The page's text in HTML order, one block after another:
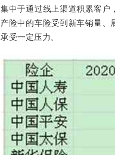
集中于通过线上渠道积累客户
产险中的车险受到新车销量、
承受一定压力。